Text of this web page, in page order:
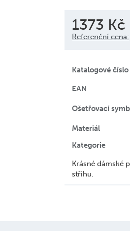
1373 Kč
Referenční cena:
Katalogové číslo
EAN
Ošetřovací
Materiál
Kategorie
Krásné dámské
střihu.